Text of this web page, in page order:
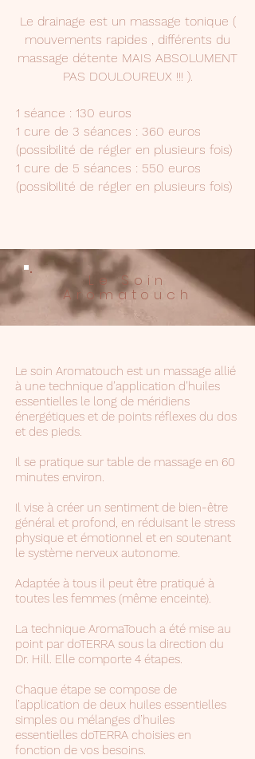
Le drainage est un massage tonique (
mouvements rapides , différents du
massage détente MAIS ABSOLUMENT
PAS DOULOUREUX !!! ).
1 séance : 130 euros
1 cure de 3 séances : 360 euros
(possibilité de régler en plusieurs fois)
1 cure de 5 séances : 550 euros
(possibilité de régler en plusieurs fois)
Le Soin
Aromatouch
Le soin Aromatouch est un massage allié
à une technique d’application d’huiles
essentielles le long de méridiens
énergétiques et de points réflexes du dos
et des pieds.
Il se pratique sur table de massage en 60
minutes environ.
Il vise à créer un sentiment de bien-être
général et profond, en réduisant le stress
physique et émotionnel et en soutenant
le système nerveux autonome.
Adaptée à tous il peut être pratiqué à
toutes les femmes (même enceinte).
La technique AromaTouch a été mise au
point par doTERRA sous la direction du
Dr. Hill. Elle comporte 4 étapes.
Chaque étape se compose de
l’application de deux huiles essentielles
simples ou mélanges d’huiles
essentielles doTERRA choisies en
fonction de vos besoins.